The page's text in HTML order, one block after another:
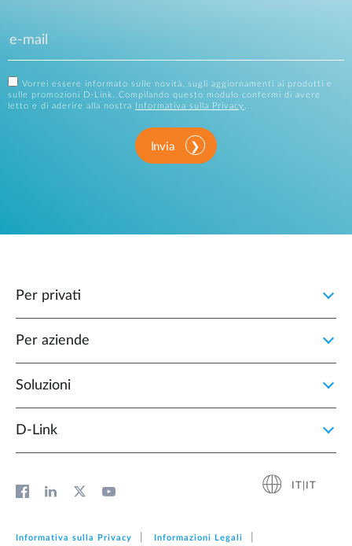
Vorrei essere informato sulle novità, sugli aggiornamenti ai prodotti e
sulle promozioni D-Link. Compilando questo modulo confermi di avere
letto e di aderire alla nostra
Informativa sulla Privacy
Invia
Per privati
Per aziende
Soluzioni
D‑Link
IT|IT
Informativa sulla Privacy Informazioni Legali